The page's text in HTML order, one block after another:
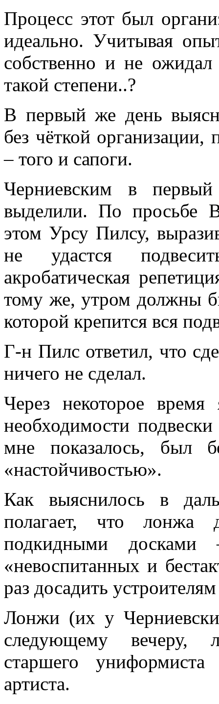
Процесс этот был
идеально. Учитывая
собственно и не
такой степени..?
В первый же день
без чёткой
– того и сапоги.
Черниевским в
выделили. По просьбе
этом Урсу Пилсу,
не удастся
акробатическая
тому же, утром должны
которой крепится вся
Г-н Пилс ответил, что
ничего не сделал.
Через некоторое
необходимости
мне показалось, был
«настойчивостью».
Как выяснилось в
полагает, что лонжа
подкидными
«невоспитанных и
раз досадить
Лонжи (их у
следующему вечеру,
старшего
артиста.